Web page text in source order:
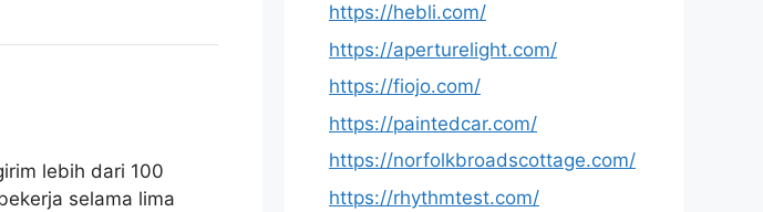
lebih dari 100
selama lima
https://hebli.com/
https://aperturelight.com/
https://fiojo.com/
https://paintedcar.com/
https://norfolkbroadscottage.com/
https://rhythmtest.com/